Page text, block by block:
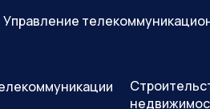
Управление